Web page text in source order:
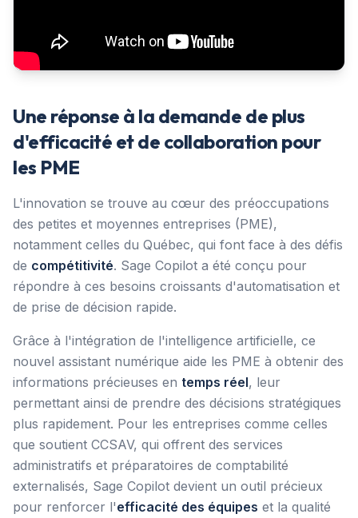
Une réponse à la demande de plus
d'efficacité et de collaboration pour
les PME
L'innovation se trouve au cœur des préoccupations
des petites et moyennes entreprises (PME),
notamment celles du Québec, qui font face à des défis
de compétitivité. Sage Copilot a été conçu pour
répondre à ces besoins croissants d'automatisation et
de prise de décision rapide.
Grâce à l'intégration de l'intelligence artificielle, ce
nouvel assistant numérique aide les PME à obtenir des
informations précieuses en temps réel, leur
permettant ainsi de prendre des décisions stratégiques
plus rapidement. Pour les entreprises comme celles
que soutient CCSAV, qui offrent des services
administratifs et préparatoires de comptabilité
externalisés, Sage Copilot devient un outil précieux
pour renforcer l'efficacité des équipes et la qualité